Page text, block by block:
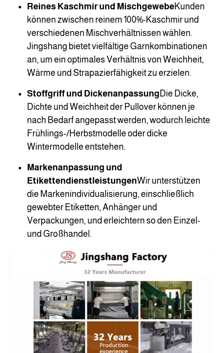
Reines Kaschmir und MischgewebeKunden
können zwischen reinem 100%-Kaschmir und
verschiedenen Mischverhältnissen wählen.
Jingshang bietet vielfältige Garnkombinationen
an, um ein optimales Verhältnis von Weichheit,
Wärme und Strapazierfähigkeit zu erzielen.
Stoffgriff und Dickenanpassung Die Dicke,
Dichte und Weichheit der Pullover können je
nach Bedarf angepasst werden, wodurch leichte
Frühlings-/Herbstmodelle oder dicke
Wintermodelle entstehen.
Markenanpassung und
EtikettendienstleistungenWir unterstützen
die Markenindividualisierung, einschließlich
gewebter Etiketten, Anhänger und
Verpackungen, und erleichtern so den Einzel-
und Großhandel.